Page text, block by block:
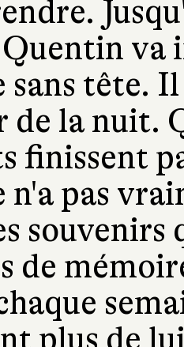
va
sans tête.
de la nuit.
finissent
n'a pas
souvenirs
de
plus de